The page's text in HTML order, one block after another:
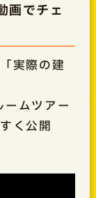
画でチェ
実際の建
ムツアー
く公開